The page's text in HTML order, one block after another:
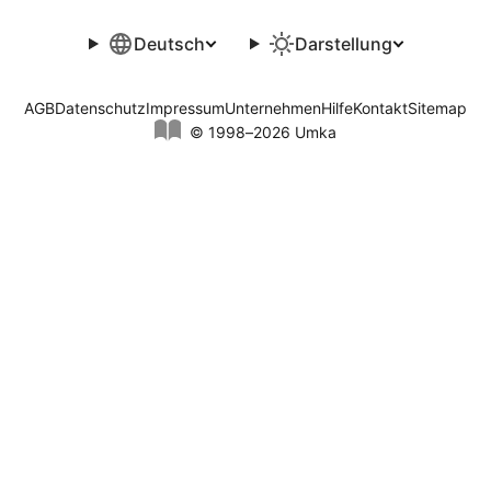
Deutsch Darstellung
© 1998–2026 Umka
AGBDatenschutzImpressumUnternehmenHilfeKontaktSitemap